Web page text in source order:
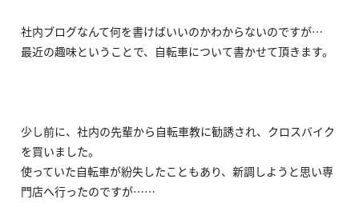
社内ブログなんて何を書けばいいのかわからないのですが…
最近の趣味ということで、自転車について書かせて頂きます。
少し前に、社内の先輩から自転車教に勧誘され、クロスバイク
を買いました。
使っていた自転車が紛失したこともあり、新調しようと思い専
門店へ行ったのですが……